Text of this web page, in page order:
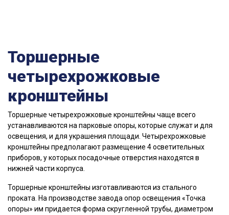
Торшерные
четырехрожковые
кронштейны
Торшерные четырехрожковые кронштейны чаще всего
устанавливаются на парковые опоры, которые служат и для
освещения, и для украшения площади. Четырехрожковые
кронштейны предполагают размещение 4 осветительных
приборов, у которых посадочные отверстия находятся в
нижней части корпуса.
Торшерные кронштейны изготавливаются из стального
проката. На производстве завода опор освещения «Точка
опоры» им придается форма скругленной трубы, диаметром